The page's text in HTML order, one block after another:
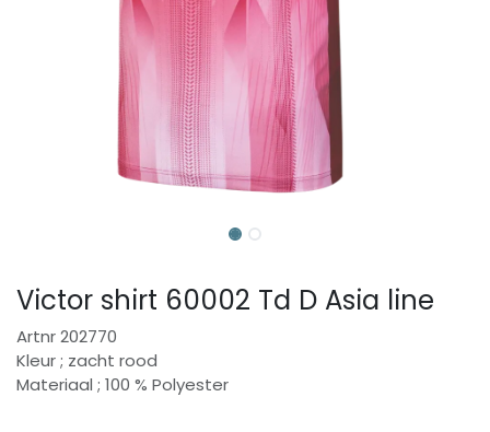
Victor shirt 60002 Td D Asia line
Artnr 202770
Kleur ; zacht rood
Materiaal ; 100 % Polyester